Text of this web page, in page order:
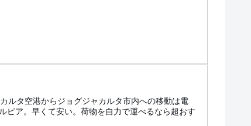
ルタ空港からジョグジャカルタ市内への移動は電
ピア。早くて安い。荷物を自力で運べるなら超おす